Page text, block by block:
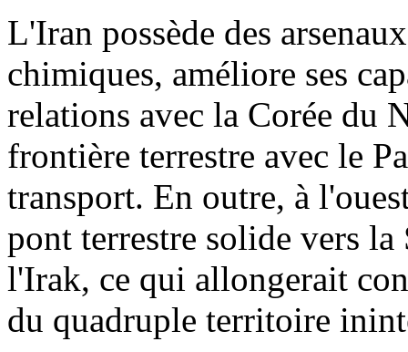
L'Iran possède des
chimiques, améliore ses
relations avec la Corée du
frontière terrestre avec le
transport. En outre, à
pont terrestre solide vers
l'Irak, ce qui allongerait
du quadruple territoire